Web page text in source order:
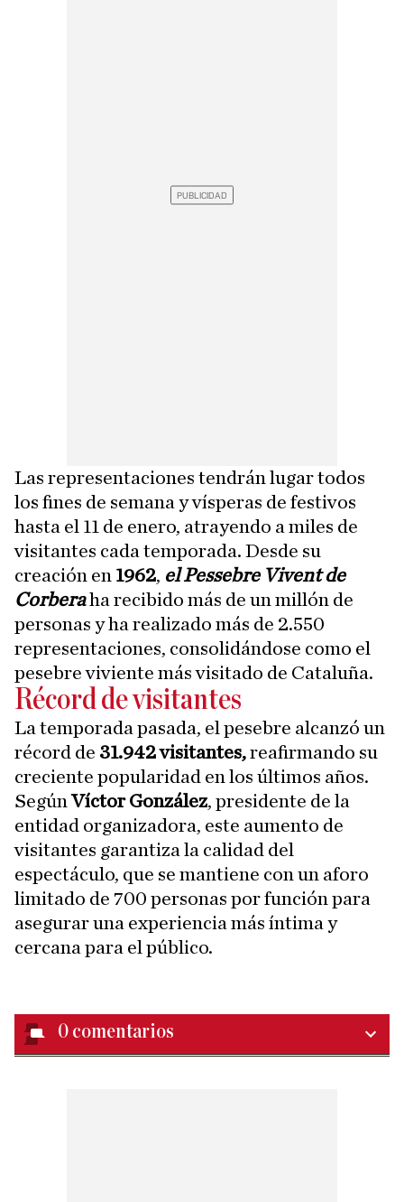
Las representaciones tendrán lugar todos
los fines de semana y vísperas de festivos
hasta el 11 de enero, atrayendo a miles de
visitantes cada temporada. Desde su
creación en 1962, el Pessebre Vivent de
Corberaha recibido más de un millón de
personas y ha realizado más de 2.550
representaciones, consolidándose como el
pesebre viviente más visitado de Cataluña.
Récord de visitantes
La temporada pasada, el pesebre alcanzó un
récord de 31.942 visitantes,reafirmando su
creciente popularidad en los últimos años.
SegúnVíctor González, presidente de la
entidad organizadora, este aumento de
visitantes garantiza la calidad del
espectáculo, que se mantiene con un aforo
limitado de 700 personas por función para
asegurar una experiencia más íntima y
cercana para el público.
0 comentarios